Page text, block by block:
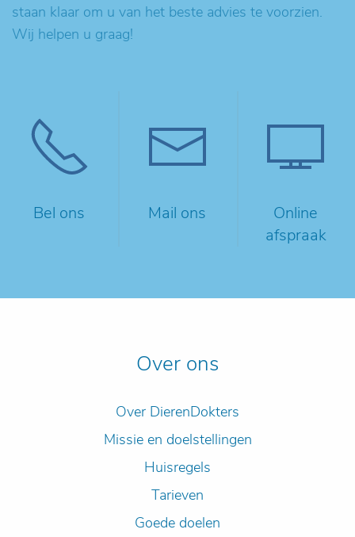
staan klaar om u van het beste advies te voorzien.
Wij helpen u graag!
Bel ons Mail ons
Online
afspraak
Over ons
Over DierenDokters
Missie en doelstellingen
Huisregels
Tarieven
Goede doelen